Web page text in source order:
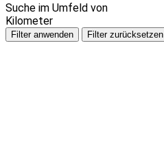
Suche im Umfeld von
Kilometer
Filter anwenden Filter zurücksetzen